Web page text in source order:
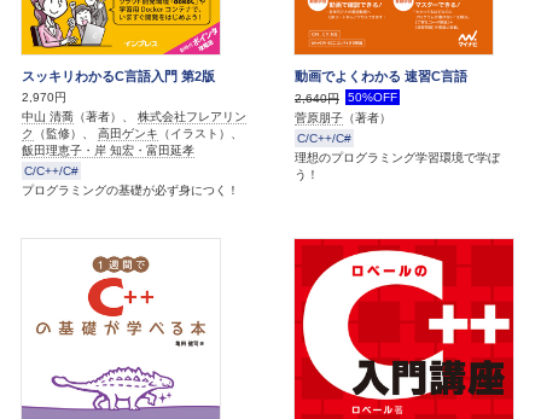
スッキリわかるC言語入門 第2版
2,970円
中山 清喬 （著者）、 株式会社フレアリン
ク
（監修）、 高田ゲンキ （イラスト）、
飯田理恵子・岸 知宏・富田延孝
C/C++/C#
プログラミングの基礎が必ず身につく！
動画でよくわかる 速習C言語
2,640円
50%OFF
菅原朋子 （著者）
C/C++/C#
理想のプログラミング学習環境で学ぼ
う！